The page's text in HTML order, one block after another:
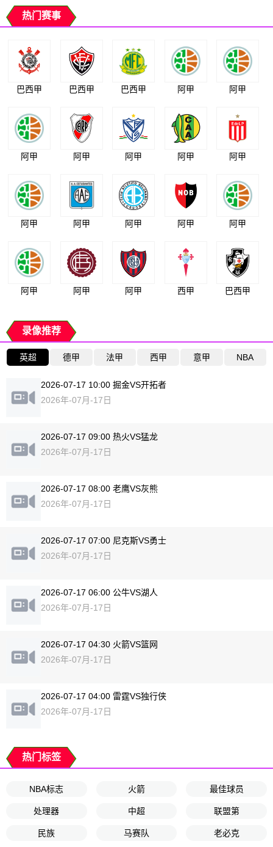
热门赛事
巴西甲 巴西甲 巴西甲 阿甲 阿甲
阿甲 阿甲 阿甲 阿甲 阿甲
阿甲 阿甲 阿甲 阿甲 阿甲
阿甲 阿甲 阿甲 西甲 巴西甲
录像推荐
英超 德甲 法甲 西甲 意甲 NBA
2026-07-17 10:00 掘金VS开拓者
2026年-07月-17日
2026-07-17 09:00 热火VS猛龙
2026年-07月-17日
2026-07-17 08:00 老鹰VS灰熊
2026年-07月-17日
2026-07-17 07:00 尼克斯VS勇士
2026年-07月-17日
2026-07-17 06:00 公牛VS湖人
2026年-07月-17日
2026-07-17 04:30 火箭VS篮网
2026年-07月-17日
2026-07-17 04:00 雷霆VS独行侠
2026年-07月-17日
热门标签
NBA标志 火箭 最佳球员
处理器 中超 联盟第
民族 马赛队 老必克